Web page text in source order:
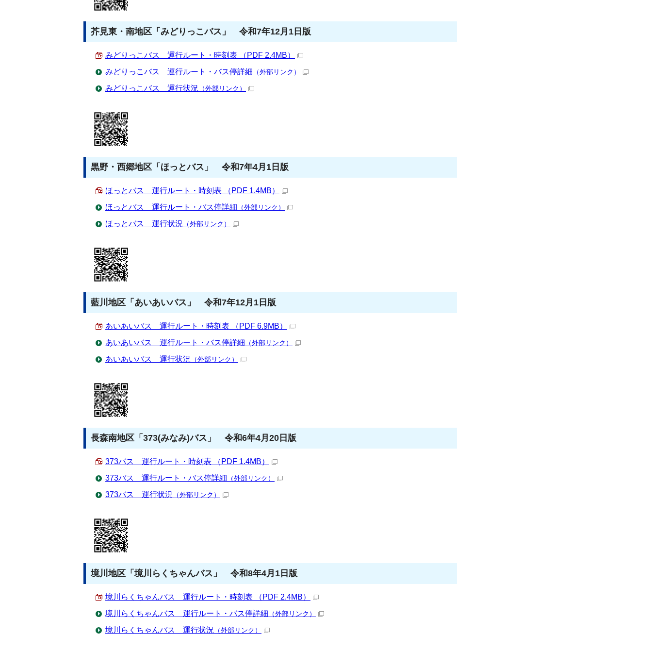
芥見東・南地区「みどりっこバス」 令和7年12月1日版
みどりっこバス 運行ルート・時刻表 （PDF 2.4MB）
みどりっこバス 運行ルート・バス停詳細 （外部リンク）
みどりっこバス 運行状況 （外部リンク）
黒野・西郷地区「ほっとバス」 令和7年4月1日版
ほっとバス 運行ルート・時刻表 （PDF 1.4MB）
ほっとバス 運行ルート・バス停詳細 （外部リンク）
ほっとバス 運行状況 （外部リンク）
藍川地区「あいあいバス」 令和7年12月1日版
あいあいバス 運行ルート・時刻表 （PDF 6.9MB）
あいあいバス 運行ルート・バス停詳細 （外部リンク）
あいあいバス 運行状況 （外部リンク）
長森南地区「373(みなみ)バス」 令和6年4月20日版
373バス 運行ルート・時刻表 （PDF 1.4MB）
373バス 運行ルート・バス停詳細 （外部リンク）
373バス 運行状況 （外部リンク）
境川地区「境川らくちゃんバス」 令和8年4月1日版
境川らくちゃんバス 運行ルート・時刻表 （PDF 2.4MB）
境川らくちゃんバス 運行ルート・バス停詳細 （外部リンク）
境川らくちゃんバス 運行状況 （外部リンク）